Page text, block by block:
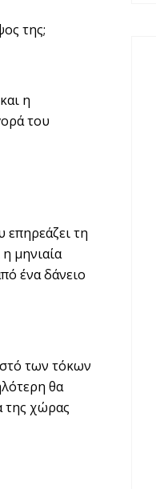
της;
η
του
επηρεάζει τη
μηνιαία
ένα δάνειο
των τόκων
θα
της χώρας